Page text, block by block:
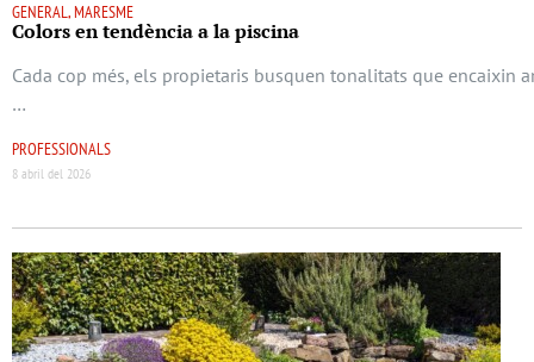
GENERAL, MARESME
Colors en tendència a la piscina
Cada cop més, els propietaris busquen tonalitats que encaixin
…
PROFESSIONALS
8 abril del 2026